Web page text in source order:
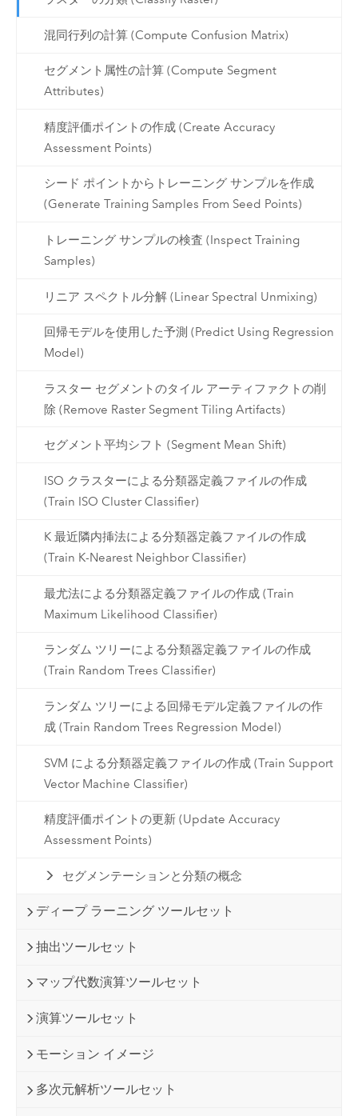
混同行列の計算 (Compute Confusion Matrix)
セグメント属性の計算 (Compute Segment
Attributes)
精度評価ポイントの作成 (Create Accuracy
Assessment Points)
シード ポイントからトレーニング サンプルを作成
(Generate Training Samples From Seed Points)
トレーニング サンプルの検査 (Inspect Training
Samples)
リニア スペクトル分解 (Linear Spectral Unmixing)
回帰モデルを使用した予測 (Predict Using Regression
Model)
ラスター セグメントのタイル アーティファクトの削
除 (Remove Raster Segment Tiling Artifacts)
セグメント平均シフト (Segment Mean Shift)
ISO クラスターによる分類器定義ファイルの作成
(Train ISO Cluster Classifier)
K 最近隣内挿法による分類器定義ファイルの作成
(Train K-Nearest Neighbor Classifier)
最尤法による分類器定義ファイルの作成 (Train
Maximum Likelihood Classifier)
ランダム ツリーによる分類器定義ファイルの作成
(Train Random Trees Classifier)
ランダム ツリーによる回帰モデル定義ファイルの作
成 (Train Random Trees Regression Model)
SVM による分類器定義ファイルの作成 (Train Support
Vector Machine Classifier)
精度評価ポイントの更新 (Update Accuracy
Assessment Points)
セグメンテーションと分類の概念
ディープ ラーニング ツールセット
抽出ツールセット
マップ代数演算ツールセット
演算ツールセット
モーション イメージ
多次元解析ツールセット